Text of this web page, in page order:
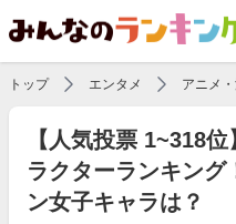
トップ エンタメ アニメ
【人気投票 1~318
ラクターランキング
ン女子キャラは？